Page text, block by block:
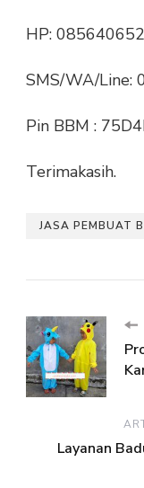
HP:
SMS/WA/Line:
Pin BBM :
Terimakasih.
JASA PEMBUAT
Layanan